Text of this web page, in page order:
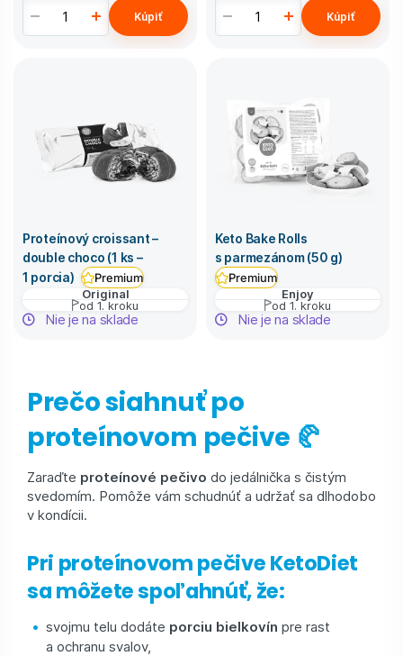
Kúpiť
Kúpiť
Proteínový croissant –
double choco (1 ks –
1 porcia)
Premium
Original
od 1. kroku
Nie je na sklade
Keto Bake Rolls
s parmezánom (50 g)
Premium
Enjoy
od 1. kroku
Nie je na sklade
Prečo siahnuť po
proteínovom pečive 🥐
Zaraďte proteínové pečivo do jedálnička s čistým
svedomím. Pomôže vám schudnúť a udržať sa dlhodobo
v kondícii.
Pri proteínovom pečive KetoDiet
sa môžete spoľahnúť, že:
svojmu telu dodáte porciu bielkovín pre rast
a ochranu svalov,